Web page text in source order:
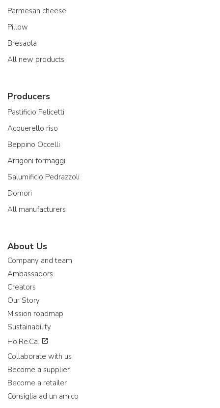
Parmesan cheese
Pillow
Bresaola
All new products
Producers
Pastificio Felicetti
Acquerello riso
Beppino Occelli
Arrigoni formaggi
Salumificio Pedrazzoli
Domori
All manufacturers
About Us
Company and team
Ambassadors
Creators
Our Story
Mission roadmap
Sustainability
Ho.Re.Ca.
Collaborate with us
Become a supplier
Become a retailer
Consiglia ad un amico